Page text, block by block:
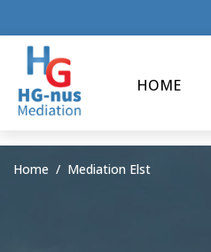
HOME
Home Mediation Elst